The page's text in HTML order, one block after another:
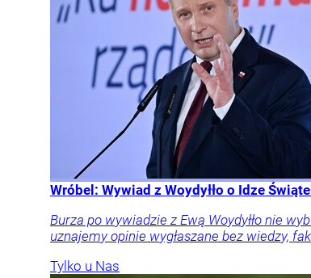
Wróbel: Wywiad z Woydyłło o Idze
Burza po wywiadzie z Ewą Woydyłło nie
uznajemy opinie wygłaszane bez wiedzy,
Tylko u Nas